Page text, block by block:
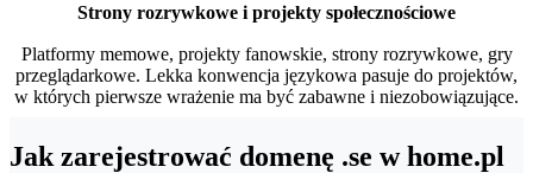
Strony rozrywkowe i projekty społecznościowe
Platformy memowe, projekty fanowskie, strony rozrywkowe, gry
przeglądarkowe. Lekka konwencja językowa pasuje do projektów,
w których pierwsze wrażenie ma być zabawne i niezobowiązujące.
Jak zarejestrować domenę .se w home.pl